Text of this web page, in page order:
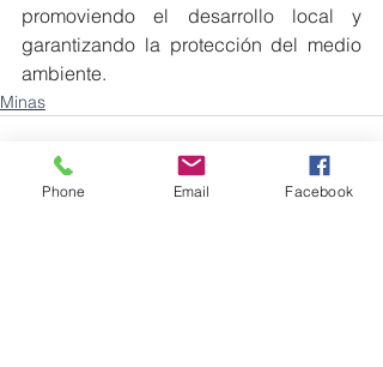
promoviendo el desarrollo local y
garantizando la protección del medio
ambiente.
Minas
Phone Email Facebook